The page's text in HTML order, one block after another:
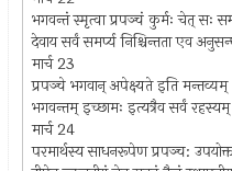
भगवन्तं स्मृत्वा प्रपञ्चं कुर्मः चेत् सः
देवाय सर्वं समर्प्य निश्चिन्तता एव
मार्च 23
प्रपञ्चे भगवान् अपेक्ष्यते इति मन्तव्यम्
भगवन्तम् इच्छामः इत्यत्रैव सर्वं रहस्यम्
मार्च 24
परमार्थस्य साधनरूपेण प्रपञ्च: